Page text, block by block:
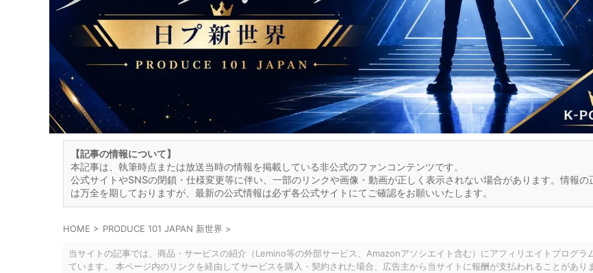
【記事の情報について】
本記事は、執筆時点または放送当時の情報を掲載している非公式のファンコンテンツです。
公式サイトやSNSの閉鎖・仕様変更等に伴い、一部のリンクや画像・動画が正しく表示されない場合があります。情報の
は万全を期しておりますが、最新の公式情報は必ず各公式サイトにてご確認をお願いいたします。
HOME > PRODUCE 101 JAPAN 新世界 >
当サイトの記事では、商品・サービスの紹介（Lemino等の外部サービス、Amazonアソシエイト含む）にアフィリエイトプログラ
ています。 本ページ内のリンクを経由してサービスを購入・契約された場合、広告主から当サイトに報酬が支払われることがあり